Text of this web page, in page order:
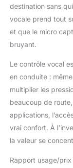
destination sans
vocale prend tout
et que le micro
bruyant.
Le contrôle vocal
en conduite :
multiplier les
beaucoup de
applications,
vrai confort. À
la valeur se
Rapport usage/prix